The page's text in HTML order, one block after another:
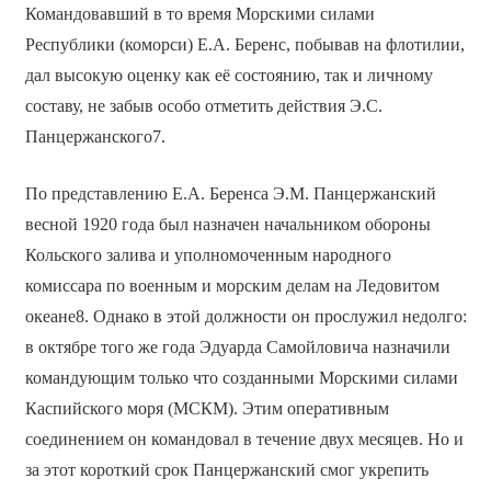
Командовавший в то время Морскими силами
Республики (коморси) Е.А. Беренс, побывав на флотилии,
дал высокую оценку как её состоянию, так и личному
составу, не забыв особо отметить действия Э.С.
Панцержанского7.
По представлению Е.А. Беренса Э.М. Панцержанский
весной 1920 года был назначен начальником обороны
Кольского залива и уполномоченным народного
комиссара по военным и морским делам на Ледовитом
океане8. Однако в этой должности он прослужил недолго:
в октябре того же года Эдуарда Самойловича назначили
командующим только что созданными Морскими силами
Каспийского моря (МСКМ). Этим оперативным
соединением он командовал в течение двух месяцев. Но и
за этот короткий срок Панцержанский смог укрепить